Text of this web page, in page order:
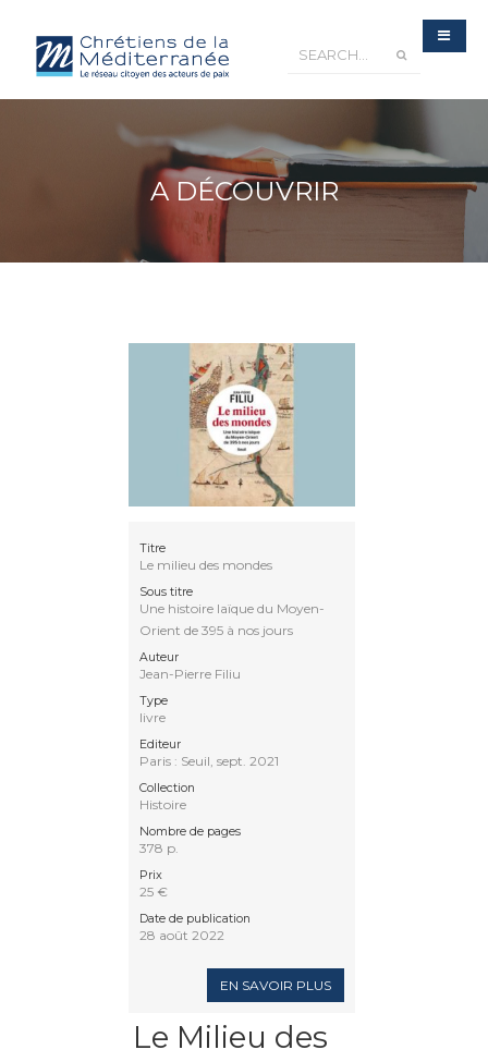
A DÉCOUVRIR
Titre
Le milieu des mondes
Sous titre
Une histoire laïque du Moyen-
Orient de 395 à nos jours
Auteur
Jean-Pierre Filiu
Type
livre
Editeur
Paris : Seuil, sept. 2021
Collection
Histoire
Nombre de pages
378 p.
Prix
25 €
Date de publication
28 août 2022
EN SAVOIR PLUS
Le Milieu des